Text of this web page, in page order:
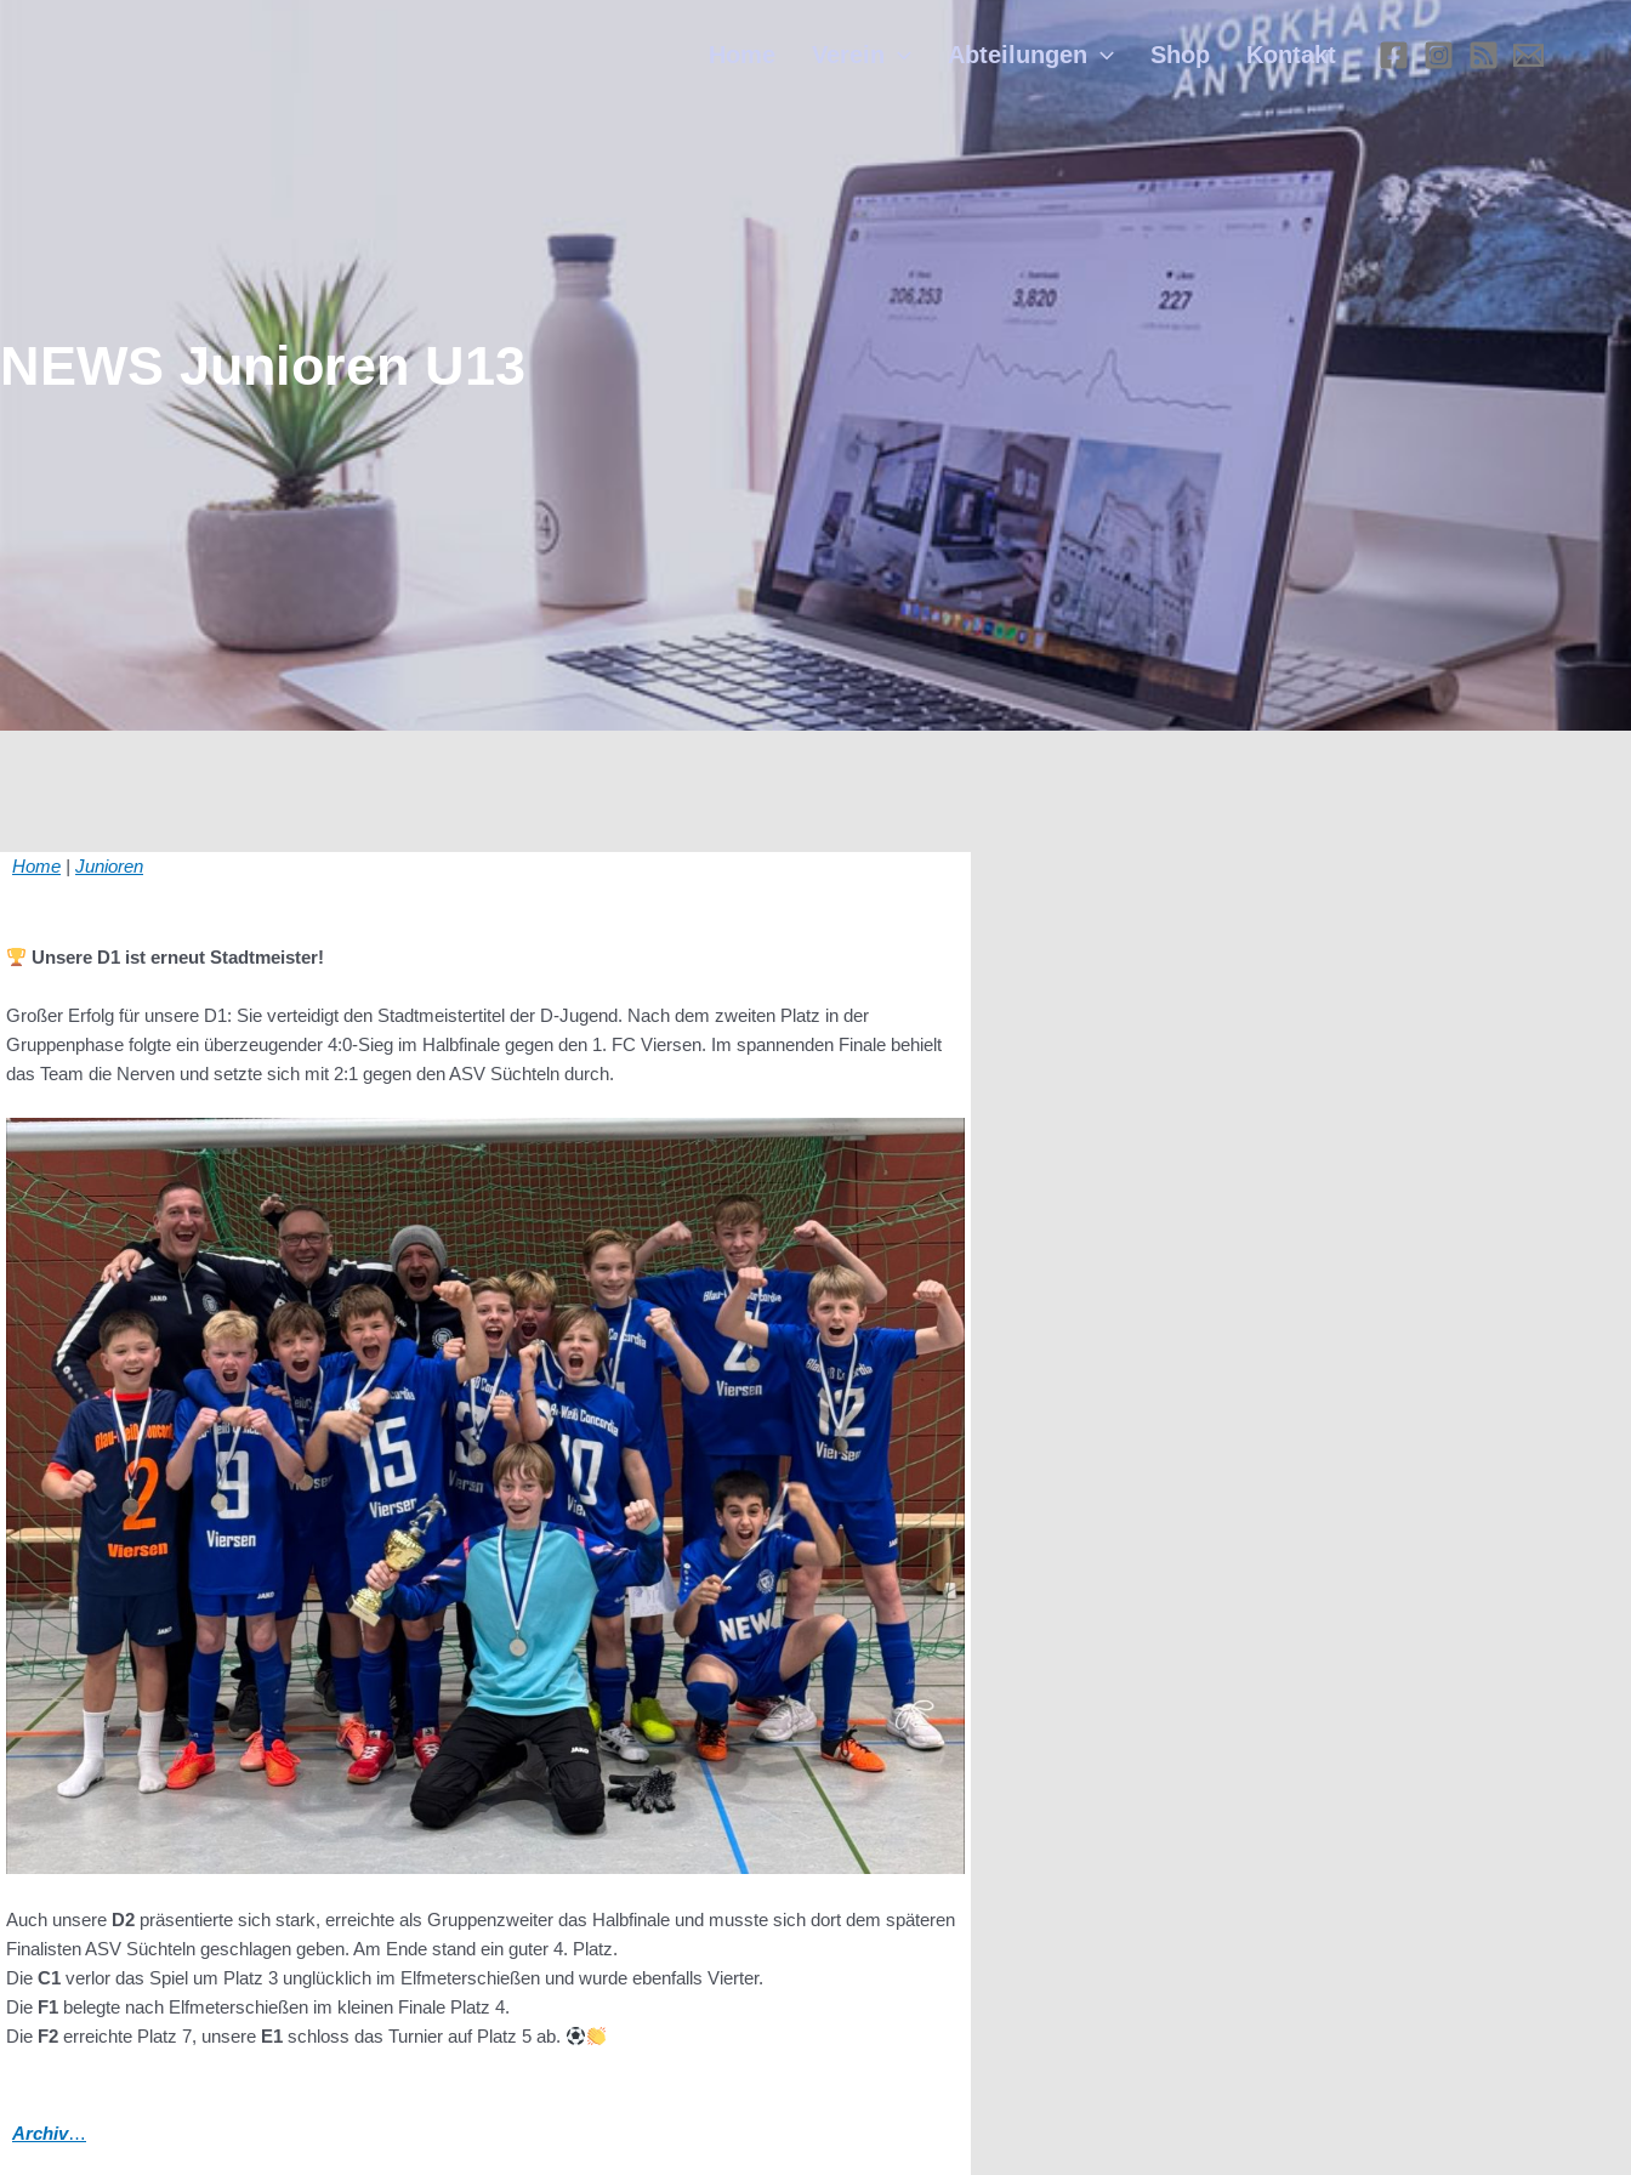
Home Verein Abteilungen Shop Kontakt
NEWS Junioren U13
Home | Junioren
Unsere D1 ist erneut Stadtmeister!
Großer Erfolg für unsere D1: Sie verteidigt den Stadtmeistertitel der D-Jugend. Nach dem zweiten Platz in der
Gruppenphase folgte ein überzeugender 4:0-Sieg im Halbfinale gegen den 1. FC Viersen. Im spannenden Finale behielt
das Team die Nerven und setzte sich mit 2:1 gegen den ASV Süchteln durch.
Auch unsere D2 präsentierte sich stark, erreichte als Gruppenzweiter das Halbfinale und musste sich dort dem späteren
Finalisten ASV Süchteln geschlagen geben. Am Ende stand ein guter 4. Platz.
Die C1 verlor das Spiel um Platz 3 unglücklich im Elfmeterschießen und wurde ebenfalls Vierter.
Die F1 belegte nach Elfmeterschießen im kleinen Finale Platz 4.
Die F2 erreichte Platz 7, unsere E1 schloss das Turnier auf Platz 5 ab.
Archiv…